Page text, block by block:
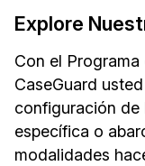
Explore
Con el
CaseGuard
configuración de
específica o
modalidades